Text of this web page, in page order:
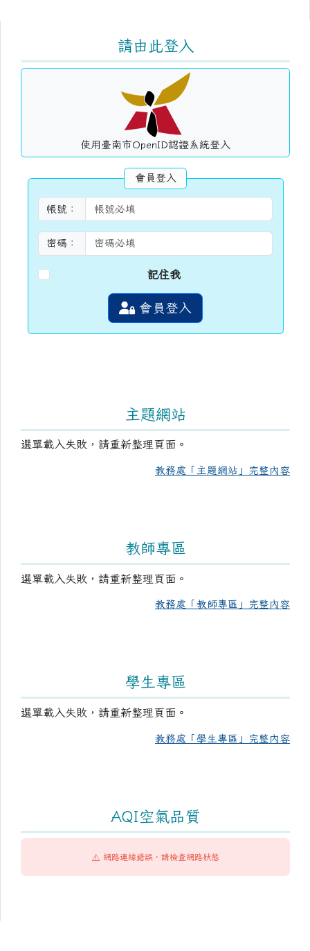
請由此登入
使用臺南市OpenID認證系統登入
會員登入
帳號：
密碼：
記住我
會員登入
主題網站
選單載入失敗，請重新整理頁面。
教務處「主題網站」完整內容
教師專區
選單載入失敗，請重新整理頁面。
教務處「教師專區」完整內容
學生專區
選單載入失敗，請重新整理頁面。
教務處「學生專區」完整內容
AQI空氣品質
⚠️ 網路連線錯誤，請檢查網路狀態